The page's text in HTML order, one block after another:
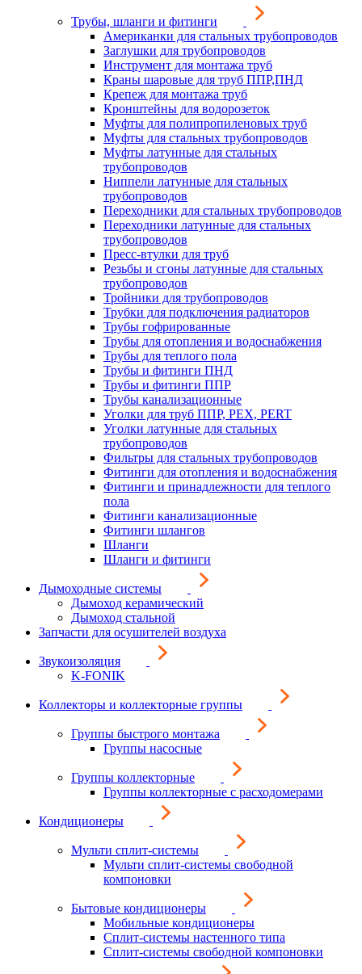
Трубы, шланги и фитинги
Американки для стальных трубопроводов
Заглушки для трубопроводов
Инструмент для монтажа труб
Краны шаровые для труб ППР,ПНД
Крепеж для монтажа труб
Кронштейны для водорозеток
Муфты для полипропиленовых труб
Муфты для стальных трубопроводов
Муфты латунные для стальных
трубопроводов
Ниппели латунные для стальных
трубопроводов
Переходники для стальных трубопроводов
Переходники латунные для стальных
трубопроводов
Пресс-втулки для труб
Резьбы и сгоны латунные для стальных
трубопроводов
Тройники для трубопроводов
Трубки для подключения радиаторов
Трубы гофрированные
Трубы для отопления и водоснабжения
Трубы для теплого пола
Трубы и фитинги ПНД
Трубы и фитинги ППР
Трубы канализационные
Уголки для труб ППР, PEX, PERT
Уголки латунные для стальных
трубопроводов
Фильтры для стальных трубопроводов
Фитинги для отопления и водоснабжения
Фитинги и принадлежности для теплого
пола
Фитинги канализационные
Фитинги шлангов
Шланги
Шланги и фитинги
Дымоходные системы
Дымоход керамический
Дымоход стальной
Запчасти для осушителей воздуха
Звукоизоляция
K-FONIK
Коллекторы и коллекторные группы
Группы быстрого монтажа
Группы насосные
Группы коллекторные
Группы коллекторные с расходомерами
Кондиционеры
Мульти сплит-системы
Мульти сплит-системы свободной
компоновки
Бытовые кондиционеры
Мобильные кондиционеры
Сплит-системы настенного типа
Сплит-системы свободной компоновки